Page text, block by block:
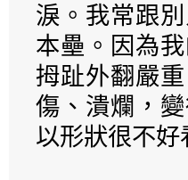
淚。我常跟
本壘。因為
拇趾外翻嚴
傷、潰爛，
以形狀很不好